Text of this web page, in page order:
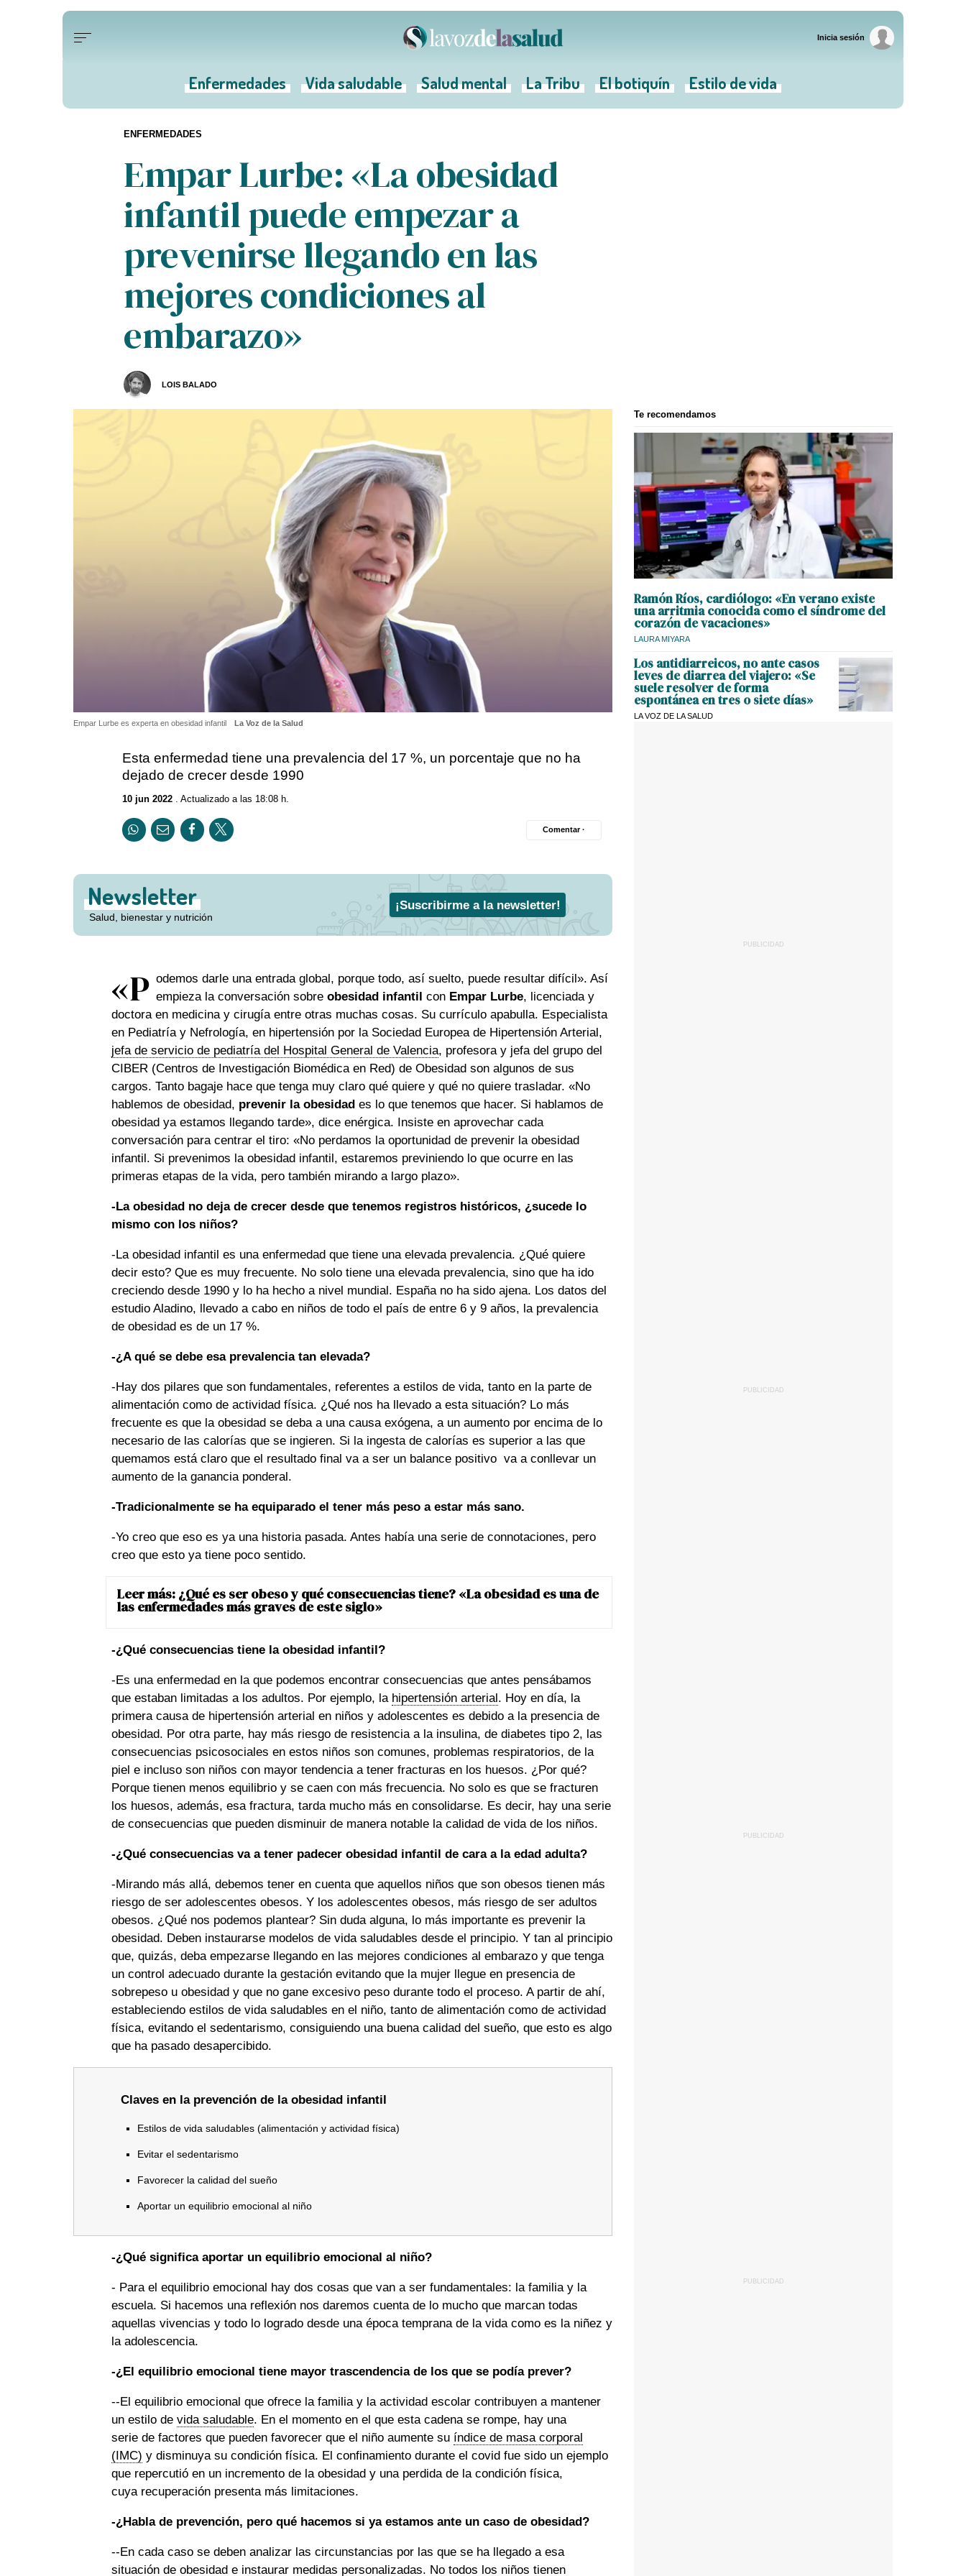
Inicia sesión
Enfermedades Vida saludable Salud mental La Tribu El botiquín Estilo de vida
Empar Lurbe: «La obesidad
infantil puede empezar a
prevenirse llegando en las
mejores condiciones al
embarazo»
LOIS BALADO
ENFERMEDADES
Empar Lurbe es experta en obesidad infantil La Voz de la Salud
Esta enfermedad tiene una prevalencia del 17 %, un porcentaje que no ha
dejado de crecer desde 1990
10 jun 2022. Actualizado a las 18:08 h.
Comentar ·
Newsletter
Salud, bienestar y nutrición
¡Suscribirme a la newsletter!
«P odemos darle una entrada global, porque todo, así suelto, puede resultar difícil». Así
empieza la conversación sobre obesidad infantil con Empar Lurbe, licenciada y
doctora en medicina y cirugía entre otras muchas cosas. Su currículo apabulla. Especialista
en Pediatría y Nefrología, en hipertensión por la Sociedad Europea de Hipertensión Arterial,
jefa de servicio de pediatría del Hospital General de Valencia, profesora y jefa del grupo del
CIBER (Centros de Investigación Biomédica en Red) de Obesidad son algunos de sus
cargos. Tanto bagaje hace que tenga muy claro qué quiere y qué no quiere trasladar. «No
hablemos de obesidad, prevenir la obesidad es lo que tenemos que hacer. Si hablamos de
obesidad ya estamos llegando tarde», dice enérgica. Insiste en aprovechar cada
conversación para centrar el tiro: «No perdamos la oportunidad de prevenir la obesidad
infantil. Si prevenimos la obesidad infantil, estaremos previniendo lo que ocurre en las
primeras etapas de la vida, pero también mirando a largo plazo».
-La obesidad no deja de crecer desde que tenemos registros históricos, ¿sucede lo
mismo con los niños?
-La obesidad infantil es una enfermedad que tiene una elevada prevalencia. ¿Qué quiere
decir esto? Que es muy frecuente. No solo tiene una elevada prevalencia, sino que ha ido
creciendo desde 1990 y lo ha hecho a nivel mundial. España no ha sido ajena. Los datos del
estudio Aladino, llevado a cabo en niños de todo el país de entre 6 y 9 años, la prevalencia
de obesidad es de un 17 %.
-¿A qué se debe esa prevalencia tan elevada?
-Hay dos pilares que son fundamentales, referentes a estilos de vida, tanto en la parte de
alimentación como de actividad física. ¿Qué nos ha llevado a esta situación? Lo más
frecuente es que la obesidad se deba a una causa exógena, a un aumento por encima de lo
necesario de las calorías que se ingieren. Si la ingesta de calorías es superior a las que
quemamos está claro que el resultado final va a ser un balance positivo va a conllevar un
aumento de la ganancia ponderal.
-Tradicionalmente se ha equiparado el tener más peso a estar más sano.
-Yo creo que eso es ya una historia pasada. Antes había una serie de connotaciones, pero
creo que esto ya tiene poco sentido.
Leer más: ¿Qué es ser obeso y qué consecuencias tiene? «La obesidad es una de
las enfermedades más graves de este siglo»
-¿Qué consecuencias tiene la obesidad infantil?
-Es una enfermedad en la que podemos encontrar consecuencias que antes pensábamos
que estaban limitadas a los adultos. Por ejemplo, la hipertensión arterial . Hoy en día, la
primera causa de hipertensión arterial en niños y adolescentes es debido a la presencia de
obesidad. Por otra parte, hay más riesgo de resistencia a la insulina, de diabetes tipo 2, las
consecuencias psicosociales en estos niños son comunes, problemas respiratorios, de la
piel e incluso son niños con mayor tendencia a tener fracturas en los huesos. ¿Por qué?
Porque tienen menos equilibrio y se caen con más frecuencia. No solo es que se fracturen
los huesos, además, esa fractura, tarda mucho más en consolidarse. Es decir, hay una serie
de consecuencias que pueden disminuir de manera notable la calidad de vida de los niños.
-¿Qué consecuencias va a tener padecer obesidad infantil de cara a la edad adulta?
-Mirando más allá, debemos tener en cuenta que aquellos niños que son obesos tienen más
riesgo de ser adolescentes obesos. Y los adolescentes obesos, más riesgo de ser adultos
obesos. ¿Qué nos podemos plantear? Sin duda alguna, lo más importante es prevenir la
obesidad. Deben instaurarse modelos de vida saludables desde el principio. Y tan al principio
que, quizás, deba empezarse llegando en las mejores condiciones al embarazo y que tenga
un control adecuado durante la gestación evitando que la mujer llegue en presencia de
sobrepeso u obesidad y que no gane excesivo peso durante todo el proceso. A partir de ahí,
estableciendo estilos de vida saludables en el niño, tanto de alimentación como de actividad
física, evitando el sedentarismo, consiguiendo una buena calidad del sueño, que esto es algo
que ha pasado desapercibido.
Claves en la prevención de la obesidad infantil
Estilos de vida saludables (alimentación y actividad física)
Evitar el sedentarismo
Favorecer la calidad del sueño
Aportar un equilibrio emocional al niño
-¿Qué significa aportar un equilibrio emocional al niño?
- Para el equilibrio emocional hay dos cosas que van a ser fundamentales: la familia y la
escuela. Si hacemos una reflexión nos daremos cuenta de lo mucho que marcan todas
aquellas vivencias y todo lo logrado desde una época temprana de la vida como es la niñez y
la adolescencia.
-¿El equilibrio emocional tiene mayor trascendencia de los que se podía prever?
--El equilibrio emocional que ofrece la familia y la actividad escolar contribuyen a mantener
un estilo de vida saludable. En el momento en el que esta cadena se rompe, hay una
serie de factores que pueden favorecer que el niño aumente su índice de masa corporal
(IMC) y disminuya su condición física. El confinamiento durante el covid fue sido un ejemplo
que repercutió en un incremento de la obesidad y una perdida de la condición física,
cuya recuperación presenta más limitaciones.
-¿Habla de prevención, pero qué hacemos si ya estamos ante un caso de obesidad?
--En cada caso se deben analizar las circunstancias por las que se ha llegado a esa
situación de obesidad e instaurar medidas personalizadas. No todos los niños tienen
Te recomendamos
Ramón Ríos, cardiólogo: «En verano existe
una arritmia conocida como el síndrome del
corazón de vacaciones»
LAURA MIYARA
Los antidiarreicos, no ante casos
leves de diarrea del viajero: «Se
suele resolver de forma
espontánea en tres o siete días»
LA VOZ DE LA SALUD